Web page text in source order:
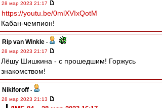
28 мар 2023 21:17
https://youtu.be/0mlXVIxQotM
Кабан-чемпион!
Rip van Winkle -
28 мар 2023 21:17
Лёшу Шишкина - с прошедшим! Горжусь
знакомством!
Nikiforoff -
28 мар 2023 21:13